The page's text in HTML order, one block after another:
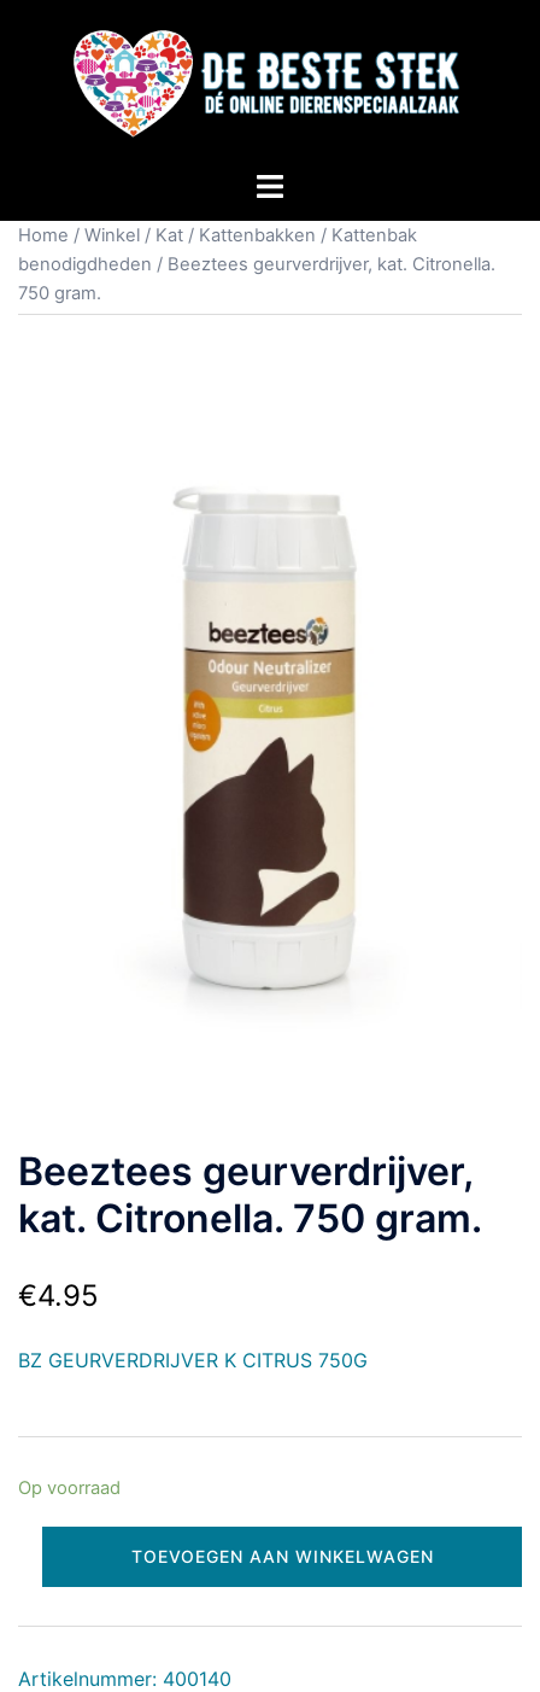
Home / Winkel / Kat / Kattenbakken / Kattenbak
benodigdheden / Beeztees geurverdrijver, kat. Citronella.
750 gram.
Beeztees geurverdrijver,
kat. Citronella. 750 gram.
€4.95
BZ GEURVERDRIJVER K CITRUS 750G
Op voorraad
TOEVOEGEN AAN WINKELWAGEN
Artikelnummer: 400140